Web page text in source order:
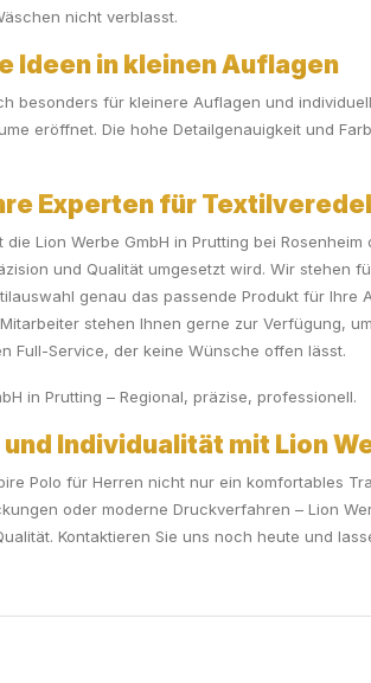
nicht verblasst.
Ideen in kleinen Auflagen
besonders für kleinere Auflagen und
eröffnet. Die hohe Detailgenauigkeit und
Experten für
Lion Werbe GmbH in Prutting bei
und Qualität umgesetzt wird. Wir stehen
genau das passende Produkt für
stehen Ihnen gerne zur Verfügung,
Full-Service, der keine Wünsche offen lässt.
in Prutting – Regional, präzise, professionell.
Individualität mit Lion
Polo für Herren nicht nur ein komfortables
oder moderne Druckverfahren – Lion
Kontaktieren Sie uns noch heute und